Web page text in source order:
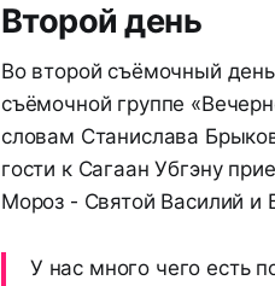
Второй день
Во второй съёмочный
съёмочной группе
словам Станислава
гости к Сагаан Убгэну
Мороз - Святой Василий и
У нас много чего есть